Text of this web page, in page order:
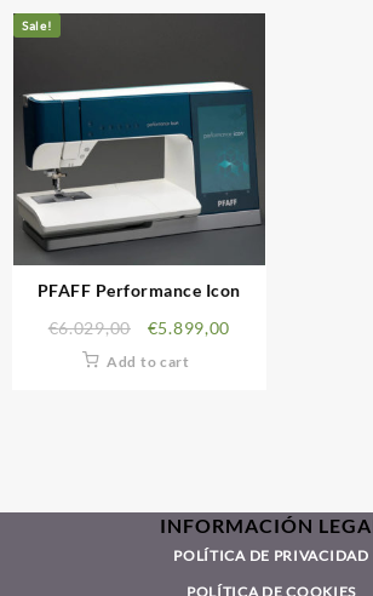
Sale!
PFAFF Performance Icon
€6.029,00 €5.899,00
Add to cart